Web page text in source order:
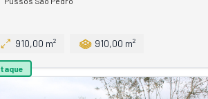
910,00 m² 910,00 m²